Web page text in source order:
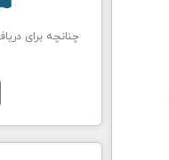
چنانچه برای